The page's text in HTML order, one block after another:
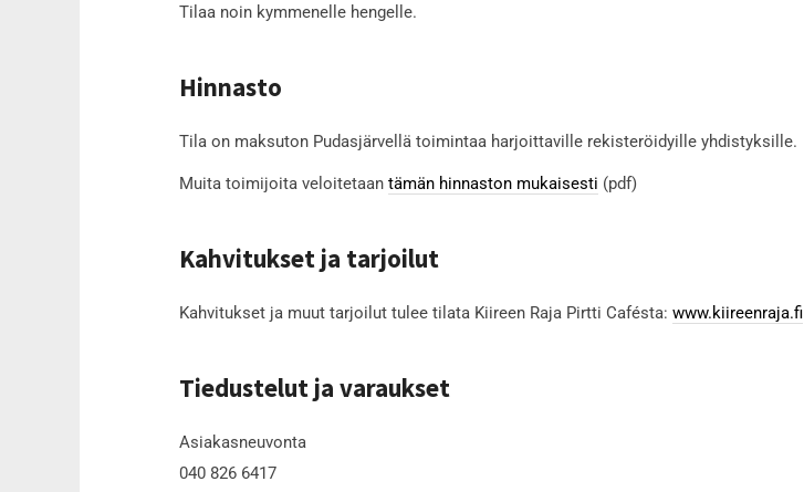
Tilaa noin kymmenelle hengelle.
Hinnasto
Tila on maksuton Pudasjärvellä toimintaa harjoittaville rekisteröidyille yhdistyksille.
Muita toimijoita veloitetaan tämän hinnaston mukaisesti (pdf)
Kahvitukset ja tarjoilut
Kahvitukset ja muut tarjoilut tulee tilata Kiireen Raja Pirtti Cafésta: www.kiireenraja.fi
Tiedustelut ja varaukset
Asiakasneuvonta
040 826 6417